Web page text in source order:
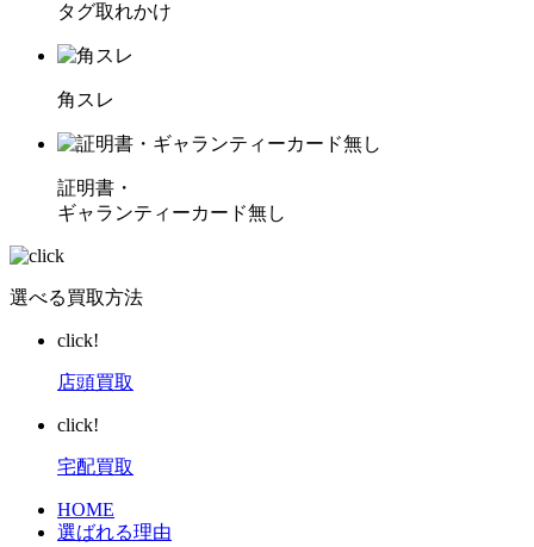
タグ取れかけ
角スレ
証明書・
ギャランティーカード無し
選べる買取方法
click!
店頭買取
click!
宅配買取
HOME
選ばれる理由